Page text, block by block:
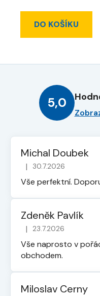
DO KOŠÍKU
5,0
Michal Doubek
Hodnocení obchodu
| 30.7.2026
Vše perfektní.
Zdeněk Pavlík
Hodnocení obchodu
| 23.7.2026
Vše naprosto v
obchodem.
Miloslav Cerny